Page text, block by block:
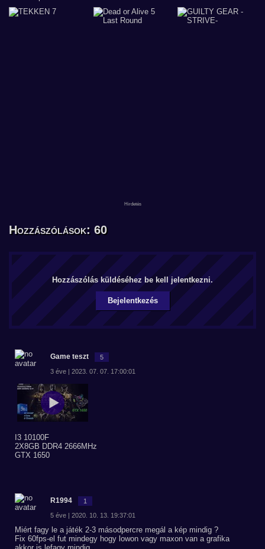
Hozzászólások: 60
Hozzászólás küldéséhez be kell jelentkezni.
Bejelentkezés
Game teszt 5
3 éve | 2023. 07. 07. 17:00:01
I3 10100F
2X8GB DDR4 2666MHz
GTX 1650
R1994 1
5 éve | 2020. 10. 13. 19:37:01
Miért fagy le a játék 2-3 másodpercre megál a kép mindig ?
Fix 60fps-el fut mindegy hogy lowon vagy maxon van a grafika